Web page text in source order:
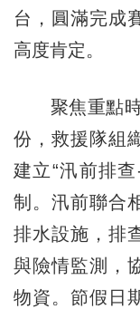
台，圓滿完成
高度肯定。
聚焦重點時
份，救援隊組
建立“汛前排
制。汛前聯合
排水設施，排
與險情監測，
物資。節假日